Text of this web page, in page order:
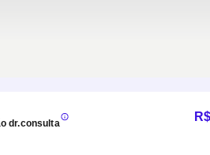
dr.consulta